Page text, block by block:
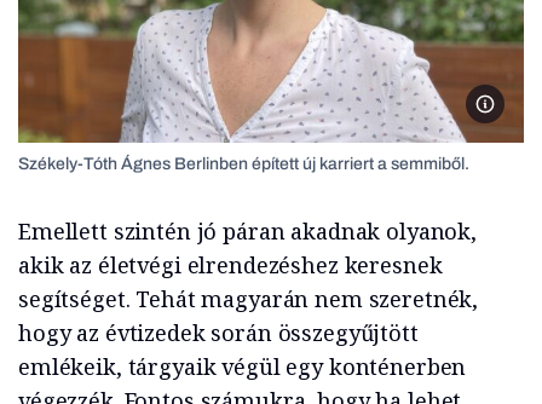
Székely-Tóth Ágnes Berlinben épített új karriert a semmiből.
Emellett szintén jó páran akadnak olyanok,
akik az életvégi elrendezéshez keresnek
segítséget. Tehát magyarán nem szeretnék,
hogy az évtizedek során összegyűjtött
emlékeik, tárgyaik végül egy konténerben